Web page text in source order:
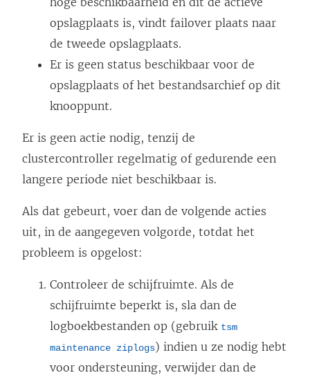
opslagplaats is, vindt failover plaats naar
de tweede opslagplaats.
Er is geen status beschikbaar voor de
opslagplaats of het bestandsarchief op dit
knooppunt.
Er is geen actie nodig, tenzij de
clustercontroller regelmatig of gedurende een
langere periode niet beschikbaar is.
Als dat gebeurt, voer dan de volgende acties
uit, in de aangegeven volgorde, totdat het
probleem is opgelost:
Controleer de schijfruimte. Als de
schijfruimte beperkt is, sla dan de
logboekbestanden op (gebruik tsm
maintenance ziplogs) indien u ze nodig hebt
voor ondersteuning, verwijder dan de